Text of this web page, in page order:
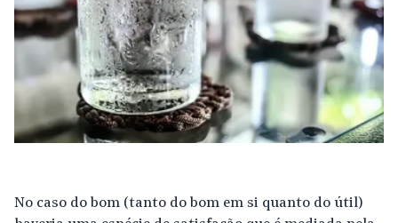
No caso do bom (tanto do bom em si quanto do útil)